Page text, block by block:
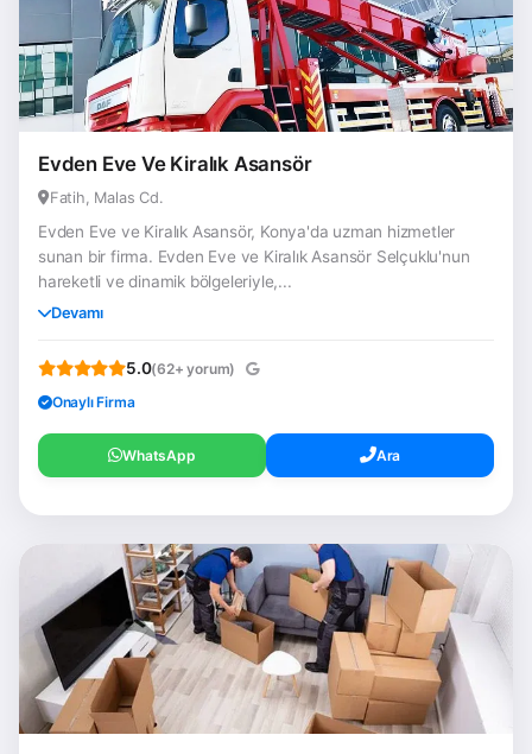
Evden Eve Ve Kiralık Asansör
Fatih, Malas Cd.
Evden Eve ve Kiralık Asansör, Konya'da uzman hizmetler
sunan bir firma. Evden Eve ve Kiralık Asansör Selçuklu'nun
hareketli ve dinamik bölgeleriyle,...
Devamı
5.0(62+ yorum)
Onaylı Firma
WhatsApp Ara